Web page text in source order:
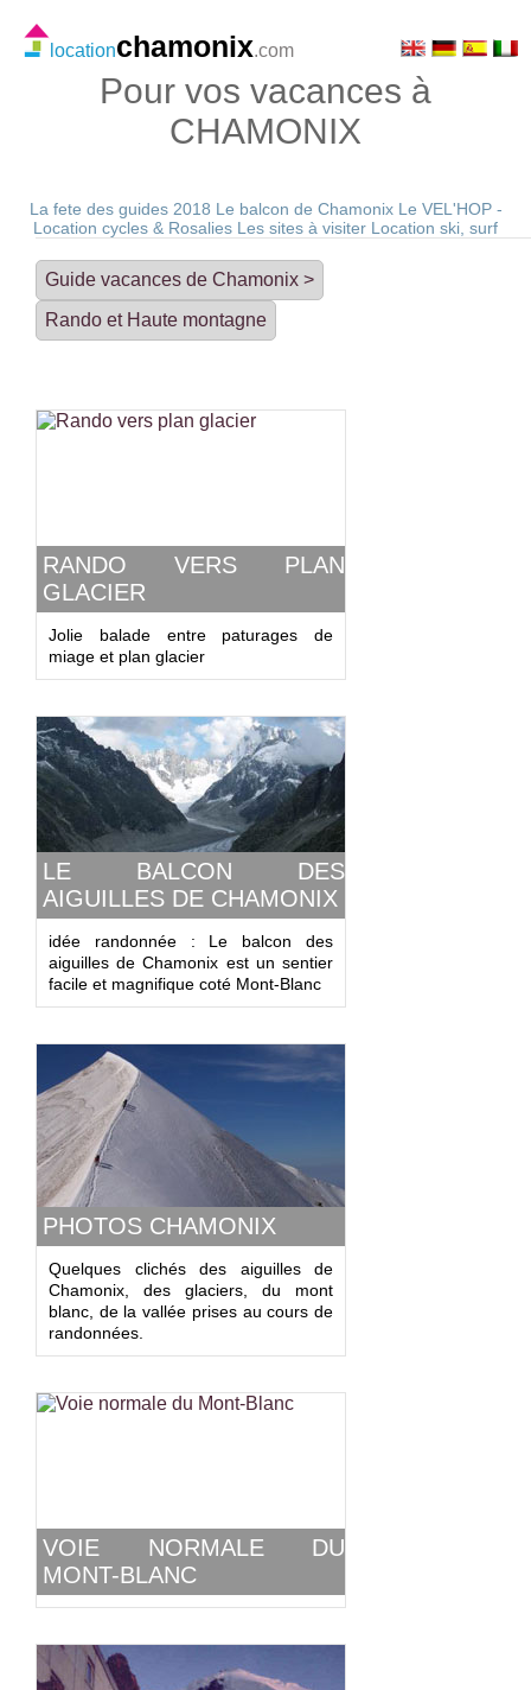
Pour vos vacances à
CHAMONIX
La fete des guides 2018 Le balcon de Chamonix Le VEL'HOP -
Location cycles & Rosalies Les sites à visiter Location ski, surf
locationchamonix.com
Guide vacances de Chamonix >
Rando et Haute montagne
RANDO VERS PLAN
GLACIER
Jolie balade entre paturages de
miage et plan glacier
LE BALCON DES
AIGUILLES DE CHAMONIX
idée randonnée : Le balcon des
aiguilles de Chamonix est un sentier
facile et magnifique coté Mont-Blanc
PHOTOS CHAMONIX
Quelques clichés des aiguilles de
Chamonix, des glaciers, du mont
blanc, de la vallée prises au cours de
randonnées.
VOIE NORMALE DU
MONT-BLANC